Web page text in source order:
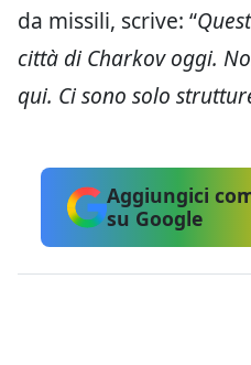
da missili, scrive: “
città di Charkov oggi.
qui. Ci sono solo
Aggiungici
su Google